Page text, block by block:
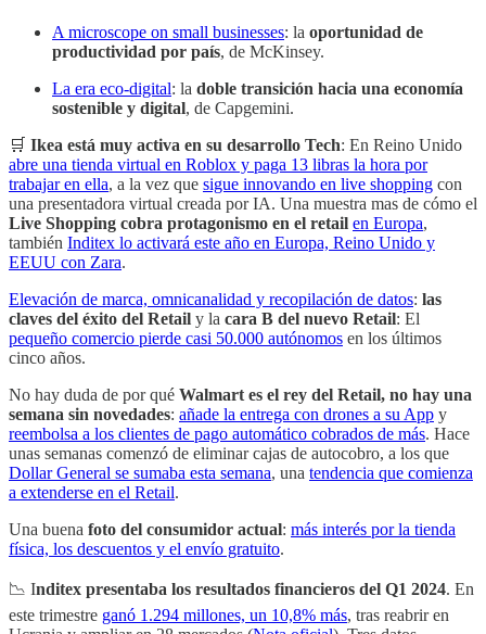
A microscope on small businesses: la oportunidad de
productividad por país, de McKinsey.
La era eco-digital: la doble transición hacia una economía
sostenible y digital, de Capgemini.
🛒 Ikea está muy activa en su desarrollo Tech: En Reino Unido
abre una tienda virtual en Roblox y paga 13 libras la hora por
trabajar en ella, a la vez que sigue innovando en live shopping con
una presentadora virtual creada por IA. Una muestra mas de cómo el
Live Shopping cobra protagonismo en el retail en Europa,
también Inditex lo activará este año en Europa, Reino Unido y
EEUU con Zara.
Elevación de marca, omnicanalidad y recopilación de datos: las
claves del éxito del Retail y la cara B del nuevo Retail: El
pequeño comercio pierde casi 50.000 autónomos en los últimos
cinco años.
No hay duda de por qué Walmart es el rey del Retail, no hay una
semana sin novedades: añade la entrega con drones a su App y
reembolsa a los clientes de pago automático cobrados de más. Hace
unas semanas comenzó de eliminar cajas de autocobro, a los que
Dollar General se sumaba esta semana, una tendencia que comienza
a extenderse en el Retail.
Una buena foto del consumidor actual: más interés por la tienda
física, los descuentos y el envío gratuito.
📉 Inditex presentaba los resultados financieros del Q1 2024. En
este trimestre ganó 1.294 millones, un 10,8% más, tras reabrir en